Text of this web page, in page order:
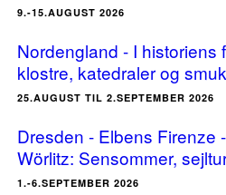
9.-15.AUGUST 2026
Nordengland - I historiens
klostre, katedraler og
25.AUGUST TIL 2.SEPTEMBER 2026
Dresden - Elbens Firenze
Wörlitz: Sensommer,
1.-6.SEPTEMBER 2026